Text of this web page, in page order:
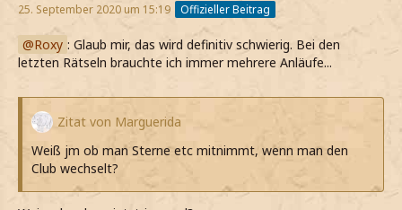
25. September 2020 um 15:19 Offizieller Beitrag
Roxy : Glaub mir, das wird definitiv schwierig. Bei den
letzten Rätseln brauchte ich immer mehrere Anläufe...
Zitat von Marguerida
Weiß jm ob man Sterne etc mitnimmt, wenn man den
Club wechselt?